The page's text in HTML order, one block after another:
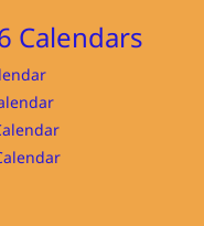
Sign In
Calendars